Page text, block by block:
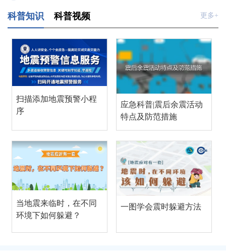
科普知识 科普视频 更多+
扫描添加地震预警小程
序
应急科普|震后余震活动
特点及防范措施
当地震来临时，在不同
环境下如何躲避？
一图学会震时躲避方法